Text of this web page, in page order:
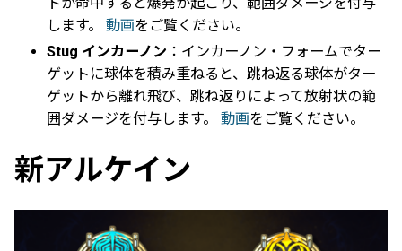
します。動画をご覧ください。
Stug インカーノン ：インカーノン・フォームでター
ゲットに球体を積み重ねると、跳ね返る球体がター
ゲットから離れ飛び、跳ね返りによって放射状の範
囲ダメージを付与します。動画をご覧ください。
新アルケイン